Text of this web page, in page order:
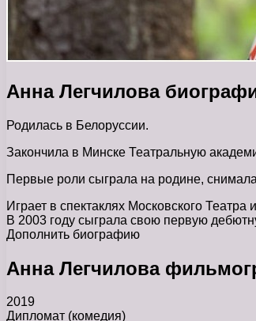
Анна Легчилова
Родилась в Белоруссии.
Закончила в Минске Театральную
Первые роли сыграла на родине,
Играет в спектаклях Московского
В 2003 году сыграла свою первую
Дополнить биографию
Анна Легчилова
2019
Дипломат (комедия)